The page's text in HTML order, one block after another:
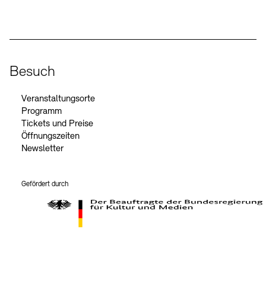
Besuch
Veranstaltungsorte
Programm
Tickets und Preise
Öffnungszeiten
Newsletter
Gefördert durch